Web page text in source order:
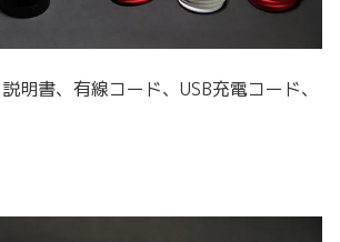
明書、有線コード、USB充電コード、